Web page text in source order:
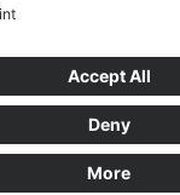
GmbH ·
2242 9140844 ·